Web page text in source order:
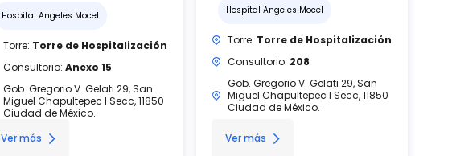
Hospital Angeles Mocel
Torre: Torre de Hospitalización
Consultorio: Anexo 15
Gob. Gregorio V. Gelati 29, San
Miguel Chapultepec I Secc, 11850
Ciudad de México.
Ver más
Hospital Angeles Mocel
Torre: Torre de Hospitalización
Consultorio: 208
Gob. Gregorio V. Gelati 29, San
Miguel Chapultepec I Secc, 11850
Ciudad de México.
Ver más